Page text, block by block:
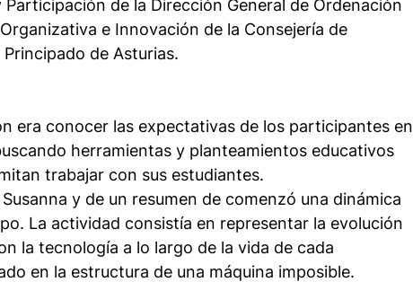
de la Dirección General de Ordenación
e Innovación de la Consejería de
de Asturias.
era conocer las expectativas de los participantes en
herramientas y planteamientos educativos
trabajar con sus estudiantes.
y de un resumen de comenzó una dinámica
La actividad consistía en representar la evolución
la tecnología a lo largo de la vida de cada
en la estructura de una máquina imposible.